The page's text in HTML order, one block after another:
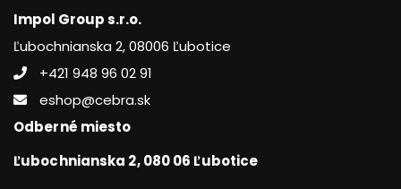
Impol Group s.r.o.
Ľubochnianska 2, 08006 Ľubotice
+421 948 96 02 91
eshop@cebra.sk
Odberné miesto
Ľubochnianska 2, 080 06 Ľubotice